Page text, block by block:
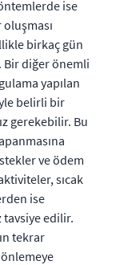
ise
birkaç gün
diğer önemli
yapılan
belirli bir
gerekebilir. Bu
ve ödem
sıcak
ise
tavsiye edilir.
tekrar